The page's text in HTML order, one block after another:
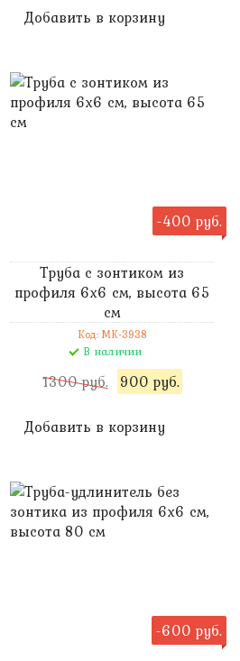
Добавить в корзину
-400 руб.
Труба с зонтиком из
профиля 6х6 см, высота 65
см
Код: MK-3938
В наличии
1300 руб. 900 руб.
Добавить в корзину
-600 руб.